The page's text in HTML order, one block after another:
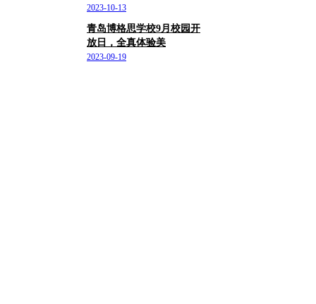
2023-10-13
青岛博格思学校9月校园开
放日，全真体验美
2023-09-19